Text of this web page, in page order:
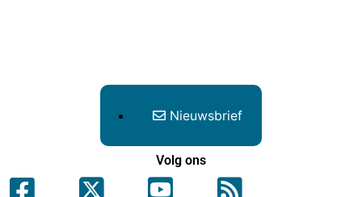
Nieuwsbrief
Volg ons